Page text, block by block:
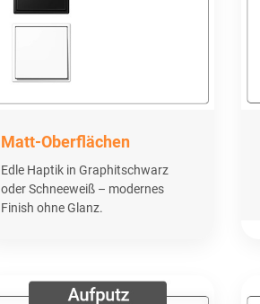
Matt-Oberflächen
Edle Haptik in Graphitschwarz
oder Schneeweiß – modernes
Finish ohne Glanz.